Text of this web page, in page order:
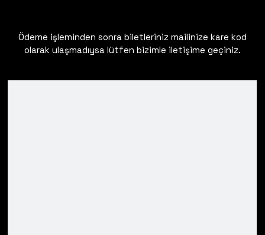
Ödeme işleminden sonra biletleriniz mailinize kare kod
olarak ulaşmadıysa lütfen bizimle iletişime geçiniz.